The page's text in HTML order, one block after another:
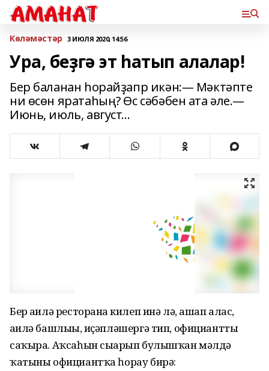
Көләмәстәр 3 ИЮЛЯ 2020, 14:56
Ура, беҙгә эт һатып алалар!
Бер баланан һорайҙапр икән:— Мәктәпте
ни өсөн яратаһың? Өс сәбәбен ата әле.—
Июнь, июль, август…
Бер ғаилә ресторанға килеп инә лә, ашап алғас,
ғаилә башлығы, иҫәплә­шер­гә тип, официантты
саҡыра. Аҡсаһын сы­ғарып булышҡан мәлдә
ҡатыны офици­антҡа һорау бирә: